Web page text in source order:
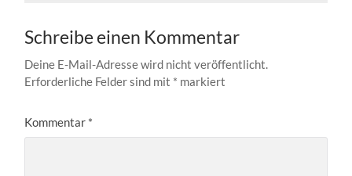
Schreibe einen Kommentar
Deine E-Mail-Adresse wird nicht veröffentlicht.
Erforderliche Felder sind mit * markiert
Kommentar *